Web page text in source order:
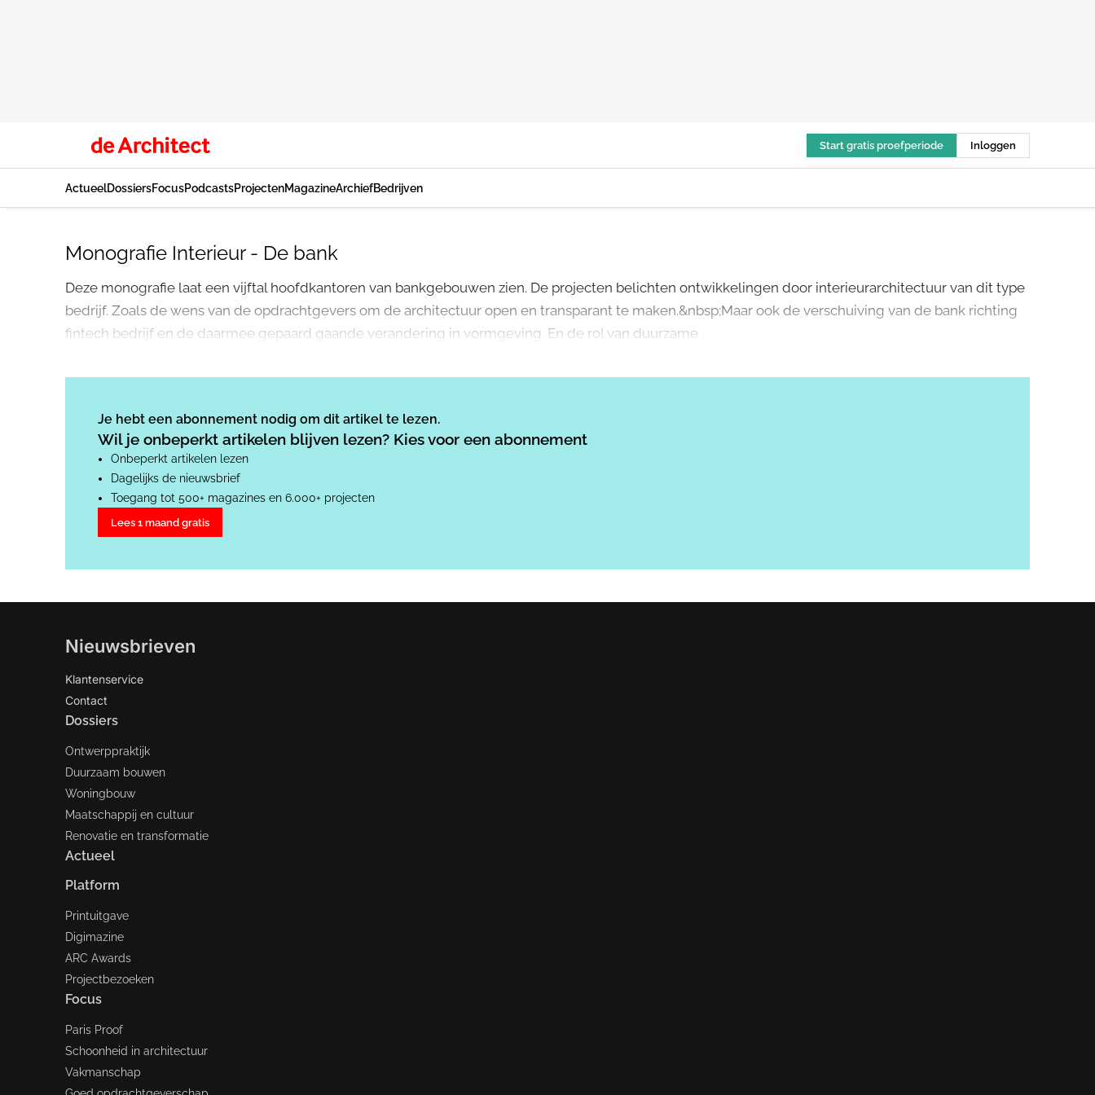
Start gratis proefperiode Inloggen
ActueelDossiersFocusPodcastsProjectenMagazineArchiefBedrijven
Monografie Interieur - De bank
Deze monografie laat een vijftal hoofdkantoren van bankgebouwen zien. De projecten belichten ontwikkelingen door interieurarchitectuur van dit type
bedrijf. Zoals de wens van de opdrachtgevers om de architectuur open en transparant te maken.&nbsp;Maar ook de verschuiving van de bank richting
fintech bedrijf en de daarmee gepaard gaande verandering in vormgeving. En de rol van duurzame
Je hebt een abonnement nodig om dit artikel te lezen.
Wil je onbeperkt artikelen blijven lezen? Kies voor een abonnement
Onbeperkt artikelen lezen
Dagelijks de nieuwsbrief
Toegang tot 500+ magazines en 6.000+ projecten
Lees 1 maand gratis
Nieuwsbrieven
Klantenservice
Contact
Dossiers
Ontwerppraktijk
Duurzaam bouwen
Woningbouw
Maatschappij en cultuur
Renovatie en transformatie
Actueel
Platform
Printuitgave
Digimazine
ARC Awards
Projectbezoeken
Focus
Paris Proof
Schoonheid in architectuur
Vakmanschap